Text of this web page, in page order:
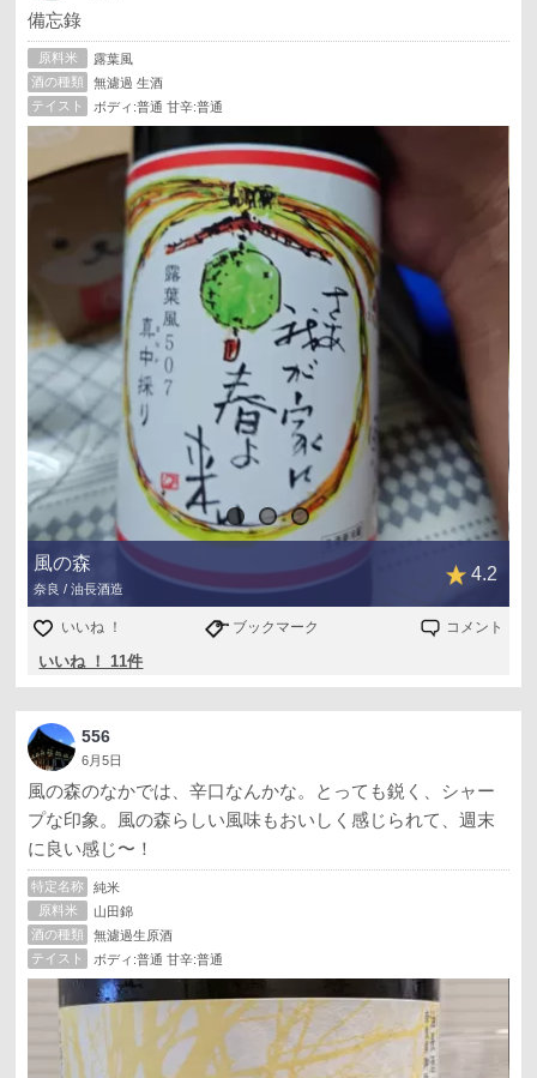
備忘錄
原料米
露葉風
酒の種類
無濾過 生酒
テイスト
ボディ:普通 甘辛:普通
風の森
奈良 / 油長酒造
4.2
いいね ！ ブックマーク コメント
いいね ！ 11件
556
6月5日
風の森のなかでは、辛口なんかな。とっても鋭く、シャー
プな印象。風の森らしい風味もおいしく感じられて、週末
に良い感じ〜！
特定名称
純米
原料米
山田錦
酒の種類
無濾過生原酒
テイスト
ボディ:普通 甘辛:普通